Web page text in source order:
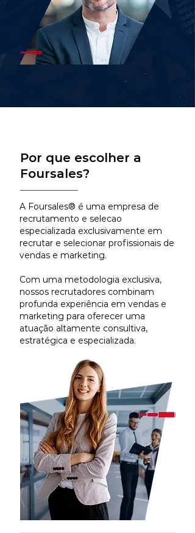
Por que escolher a
Foursales?
A Foursales® é uma empresa de
recrutamento e selecao
especializada exclusivamente em
recrutar e selecionar profissionais de
vendas e marketing.
Com uma metodologia exclusiva,
nossos recrutadores combinam
profunda experiência em vendas e
marketing para oferecer uma
atuação altamente consultiva,
estratégica e especializada.